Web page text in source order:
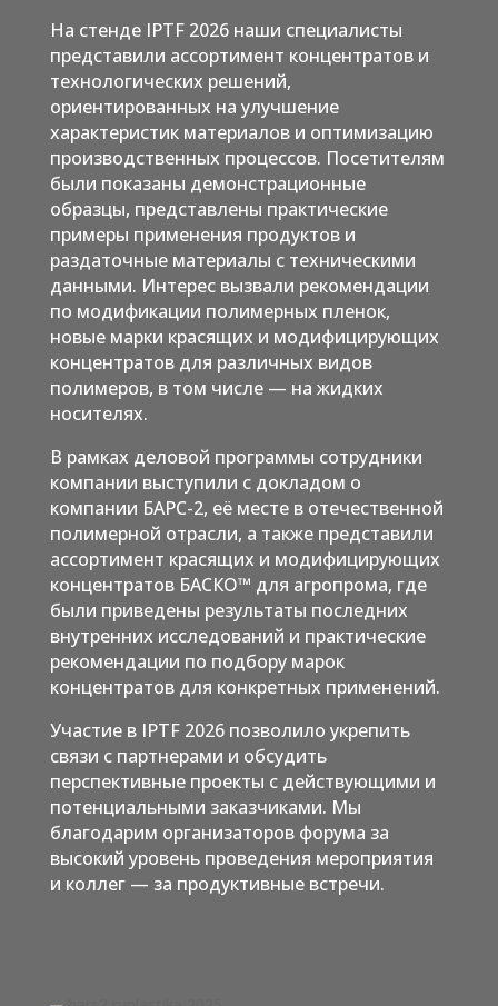
На стенде IPTF 2026 наши специалисты
представили ассортимент концентратов и
технологических решений,
ориентированных на улучшение
характеристик материалов и оптимизацию
производственных процессов. Посетителям
были показаны демонстрационные
образцы, представлены практические
примеры применения продуктов и
раздаточные материалы с техническими
данными. Интерес вызвали рекомендации
по модификации полимерных пленок,
новые марки красящих и модифицирующих
концентратов для различных видов
полимеров, в том числе — на жидких
носителях.
В рамках деловой программы сотрудники
компании выступили с докладом о
компании БАРС-2, её месте в отечественной
полимерной отрасли, а также представили
ассортимент красящих и модифицирующих
концентратов БАСКО™ для агропрома, где
были приведены результаты последних
внутренних исследований и практические
рекомендации по подбору марок
концентратов для конкретных применений.
Участие в IPTF 2026 позволило укрепить
связи с партнерами и обсудить
перспективные проекты с действующими и
потенциальными заказчиками. Мы
благодарим организаторов форума за
высокий уровень проведения мероприятия
и коллег — за продуктивные встречи.